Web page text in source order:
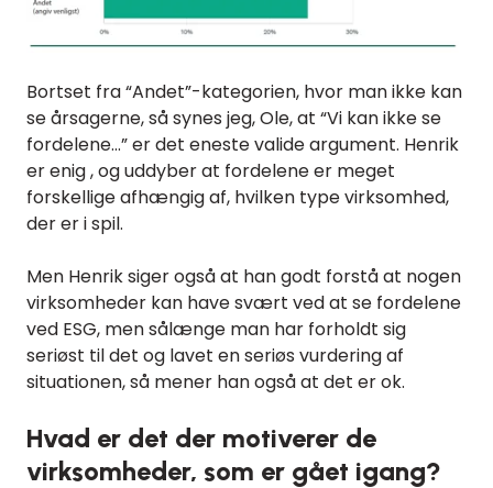
Bortset fra “Andet”-kategorien, hvor man ikke kan
se årsagerne, så synes jeg, Ole, at “Vi kan ikke se
fordelene…” er det eneste valide argument. Henrik
er enig , og uddyber at fordelene er meget
forskellige afhængig af, hvilken type virksomhed,
der er i spil.
Men Henrik siger også at han godt forstå at nogen
virksomheder kan have svært ved at se fordelene
ved ESG, men sålænge man har forholdt sig
seriøst til det og lavet en seriøs vurdering af
situationen, så mener han også at det er ok.
Hvad er det der motiverer de
virksomheder, som er gået igang?